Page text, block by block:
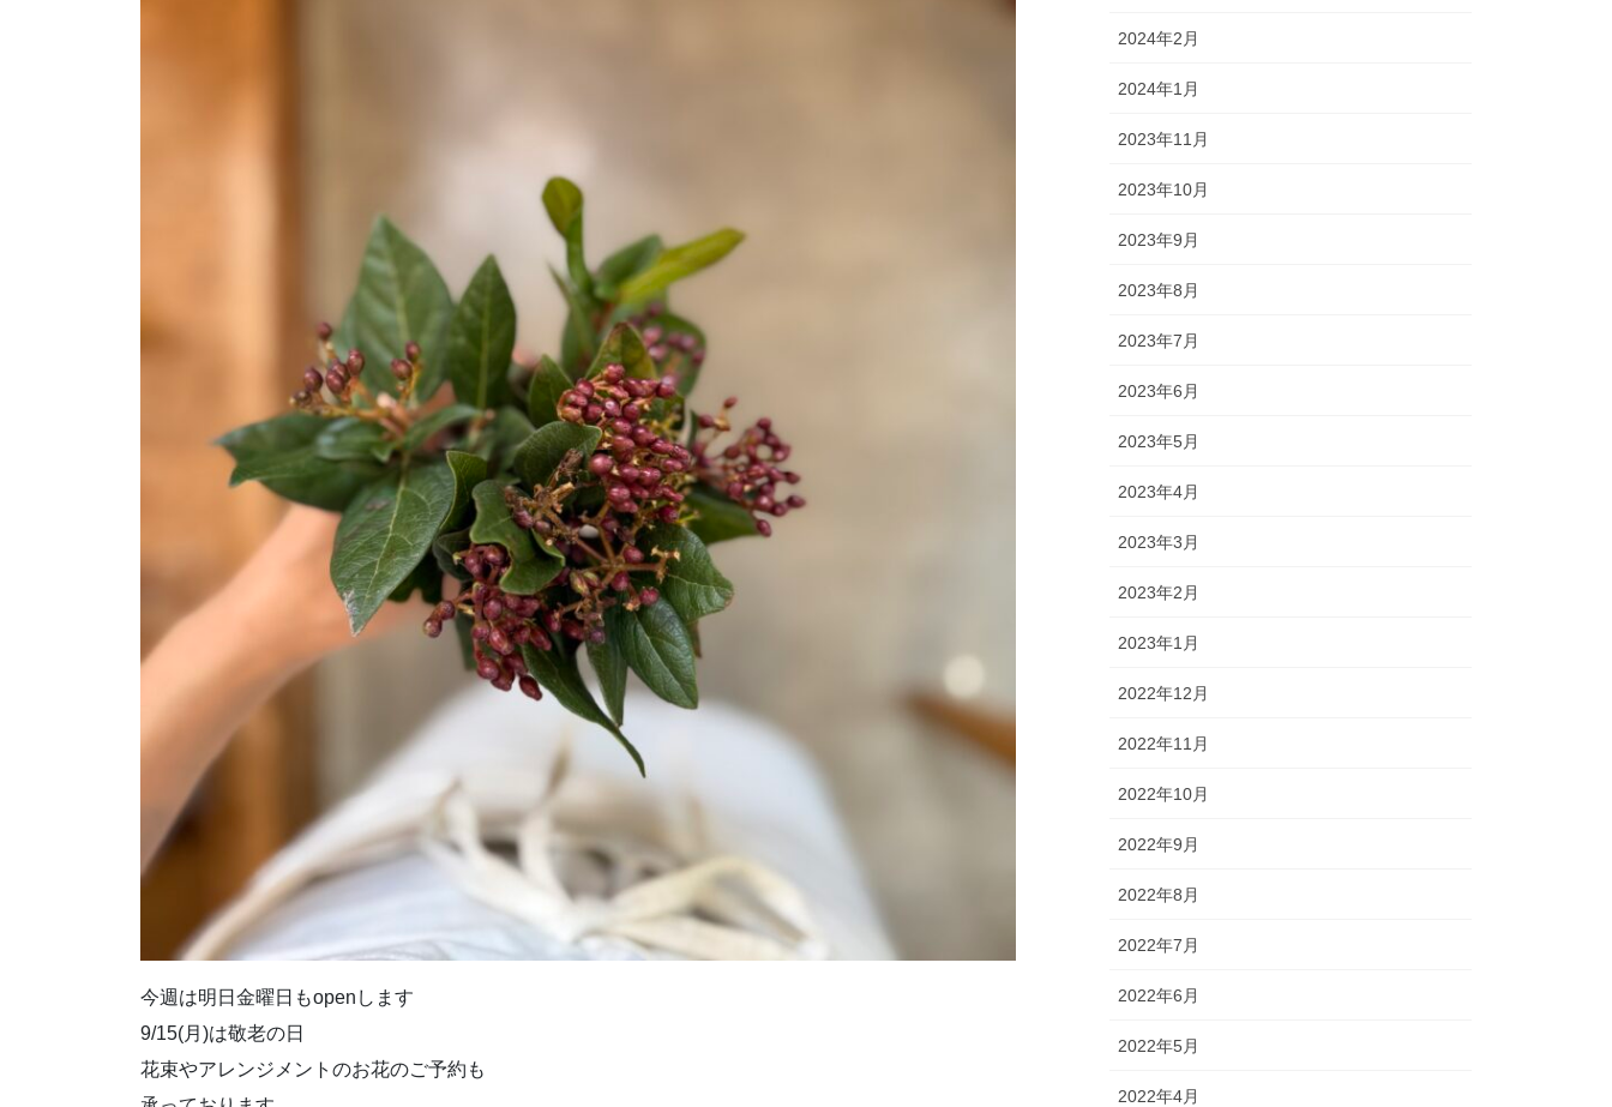
今週は明日金曜日もopenします
9/15(月)は敬老の日
花束やアレンジメントのお花のご予約も
2024年2月
2024年1月
2023年11月
2023年10月
2023年9月
2023年8月
2023年7月
2023年6月
2023年5月
2023年4月
2023年3月
2023年2月
2023年1月
2022年12月
2022年11月
2022年10月
2022年9月
2022年8月
2022年7月
2022年6月
2022年5月
2022年4月